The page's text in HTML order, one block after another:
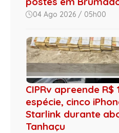
04 Ago 2026 / 05h00
CIPRv apreende R$
espécie, cinco
Starlink durante
Tanhaçu